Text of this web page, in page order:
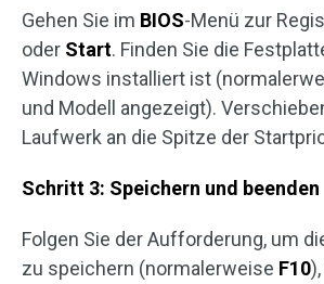
Gehen Sie im BIOS-Menü zur
oder Start. Finden Sie die
Windows installiert ist
und Modell angezeigt).
Laufwerk an die Spitze der
Schritt 3: Speichern und beenden
Folgen Sie der Aufforderung, um
zu speichern (normalerweise F10